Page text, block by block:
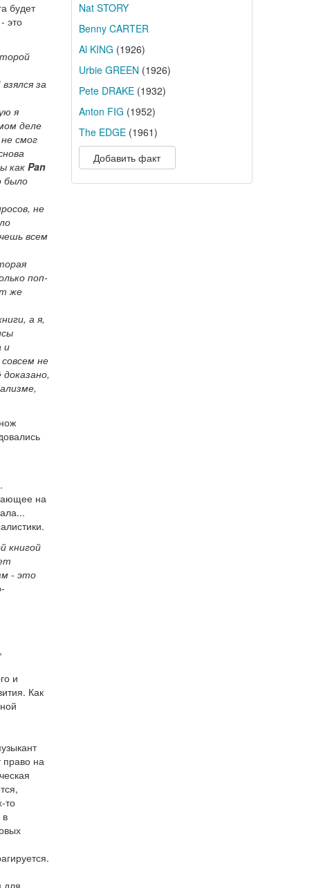
будет
это
за
я
деле
смог
как Pan
было
не
всем
поп-
же
а я,
и
не
на
книгой
- это
и
Как
право на
то
для
Nat STORY
Benny CARTER
Al KING (1926)
Urbie GREEN (1926)
Pete DRAKE(1932)
Anton FIG (1952)
The EDGE(1961)
Добавить факт